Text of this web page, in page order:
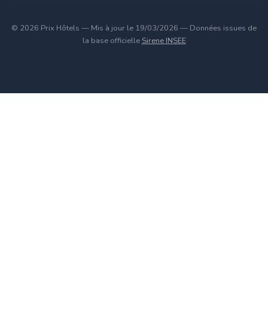
© 2026 Prix Hôtels — Mis à jour le 19/03/2026 — Données issues de
la base officielle Sirene INSEE